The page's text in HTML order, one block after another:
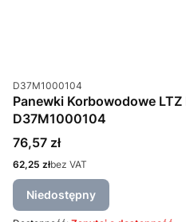
Kod produktu
D37M1000104
Panewki Korbowodowe LTZ
D37M1000104
Cena
76,57 zł
Cena
62,25 złbez VAT
Niedostępny